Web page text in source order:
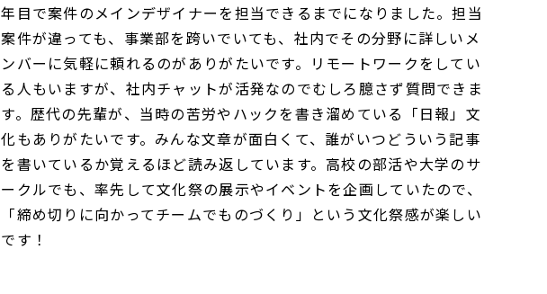
年目で案件のメインデザイナーを担当できるまでになりました。担当
案件が違っても、事業部を跨いでいても、社内でその分野に詳しいメ
ンバーに気軽に頼れるのがありがたいです。リモートワークをしてい
る人もいますが、社内チャットが活発なのでむしろ臆さず質問できま
す。歴代の先輩が、当時の苦労やハックを書き溜めている「日報」文
化もありがたいです。みんな文章が面白くて、誰がいつどういう記事
を書いているか覚えるほど読み返しています。高校の部活や大学のサ
ークルでも、率先して文化祭の展示やイベントを企画していたので、
「締め切りに向かってチームでものづくり」という文化祭感が楽しい
です！